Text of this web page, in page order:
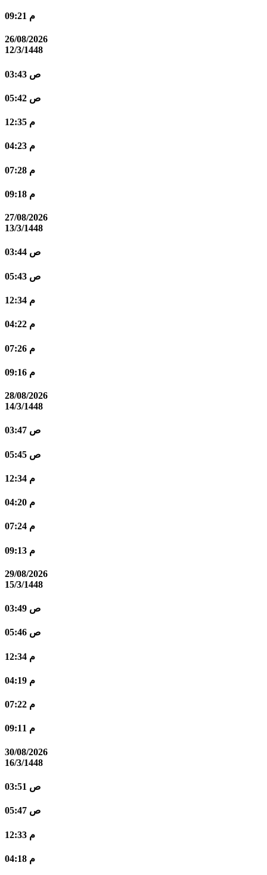
09:21 م
26/08/2026
12/3/1448
03:43 ص
05:42 ص
12:35 م
04:23 م
07:28 م
09:18 م
27/08/2026
13/3/1448
03:44 ص
05:43 ص
12:34 م
04:22 م
07:26 م
09:16 م
28/08/2026
14/3/1448
03:47 ص
05:45 ص
12:34 م
04:20 م
07:24 م
09:13 م
29/08/2026
15/3/1448
03:49 ص
05:46 ص
12:34 م
04:19 م
07:22 م
09:11 م
30/08/2026
16/3/1448
03:51 ص
05:47 ص
12:33 م
04:18 م